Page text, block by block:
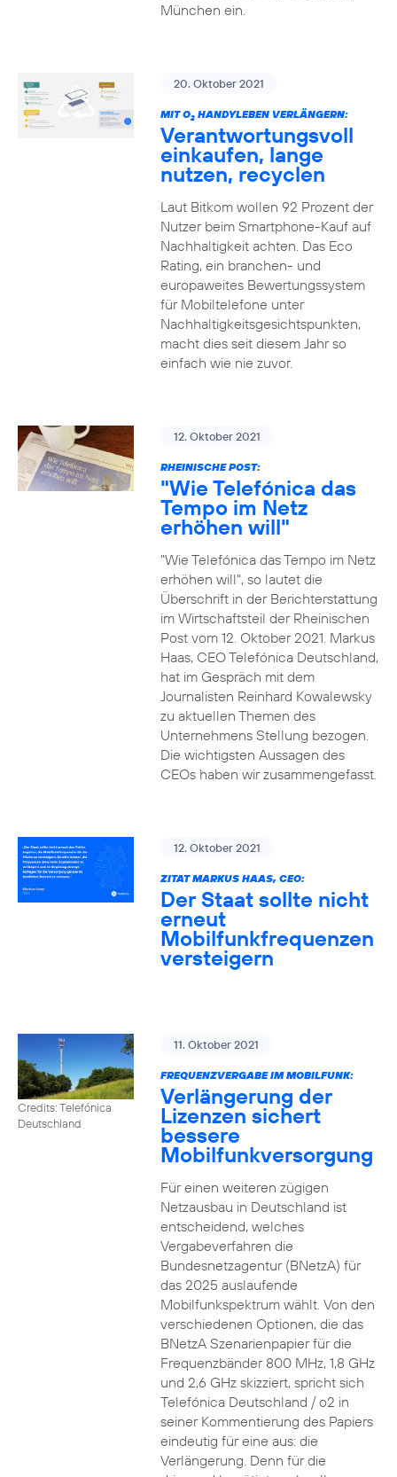
München ein.
20. Oktober 2021
MIT O2HANDYLEBEN VERLÄNGERN:
Verantwortungsvoll
einkaufen, lange
nutzen, recyclen
Laut Bitkom wollen 92 Prozent der
Nutzer beim Smartphone-Kauf auf
Nachhaltigkeit achten. Das Eco
Rating, ein branchen- und
europaweites Bewertungssystem
für Mobiltelefone unter
Nachhaltigkeitsgesichtspunkten,
macht dies seit diesem Jahr so
einfach wie nie zuvor.
12. Oktober 2021
RHEINISCHE POST:
"Wie Telefónica das
Tempo im Netz
erhöhen will"
"Wie Telefónica das Tempo im Netz
erhöhen will", so lautet die
Überschrift in der Berichterstattung
im Wirtschaftsteil der Rheinischen
Post vom 12. Oktober 2021. Markus
Haas, CEO Telefónica Deutschland,
hat im Gespräch mit dem
Journalisten Reinhard Kowalewsky
zu aktuellen Themen des
Unternehmens Stellung bezogen.
Die wichtigsten Aussagen des
CEOs haben wir zusammengefasst.
12. Oktober 2021
ZITAT MARKUS HAAS, CEO:
Der Staat sollte nicht
erneut
Mobilfunkfrequenzen
versteigern
Credits: Telefónica
Deutschland
11. Oktober 2021
FREQUENZVERGABE IM MOBILFUNK:
Verlängerung der
Lizenzen sichert
bessere
Mobilfunkversorgung
Für einen weiteren zügigen
Netzausbau in Deutschland ist
entscheidend, welches
Vergabeverfahren die
Bundesnetzagentur (BNetzA) für
das 2025 auslaufende
Mobilfunkspektrum wählt. Von den
verschiedenen Optionen, die das
BNetzA Szenarienpapier für die
Frequenzbänder 800 MHz, 1,8 GHz
und 2,6 GHz skizziert, spricht sich
Telefónica Deutschland / o2 in
seiner Kommentierung des Papiers
eindeutig für eine aus: die
Verlängerung. Denn für die